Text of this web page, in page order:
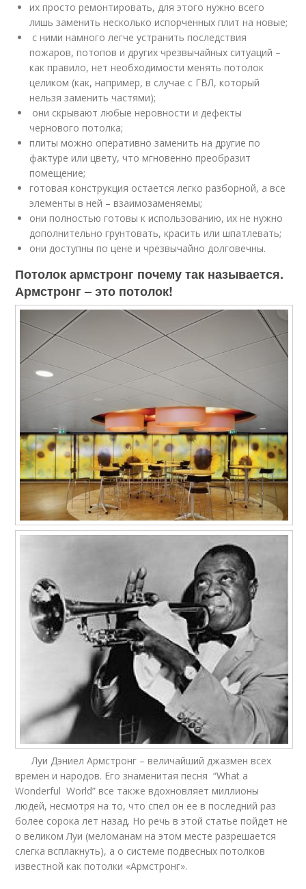
их просто ремонтировать, для этого нужно всего
лишь заменить несколько испорченных плит на новые;
с ними намного легче устранить последствия
пожаров, потопов и других чрезвычайных ситуаций –
как правило, нет необходимости менять потолок
целиком (как, например, в случае с ГВЛ, который
нельзя заменить частями);
они скрывают любые неровности и дефекты
чернового потолка;
плиты можно оперативно заменить на другие по
фактуре или цвету, что мгновенно преобразит
помещение;
готовая конструкция остается легко разборной, а все
элементы в ней – взаимозаменяемы;
они полностью готовы к использованию, их не нужно
дополнительно грунтовать, красить или шпатлевать;
они доступны по цене и чрезвычайно долговечны.
Потолок армстронг почему так называется.
Армстронг – это потолок!
Луи Дэниел Армстронг – величайший джазмен всех
времен и народов. Его знаменитая песня “What a
Wonderful World” все также вдохновляет миллионы
людей, несмотря на то, что спел он ее в последний раз
более сорока лет назад. Но речь в этой статье пойдет не
о великом Луи (меломанам на этом месте разрешается
слегка всплакнуть), а о системе подвесных потолков
известной как потолки «Армстронг».